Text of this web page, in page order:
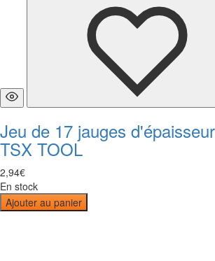
Jeu de 17 jauges
TSX TOOL
2,94€
En stock
Ajouter au panier